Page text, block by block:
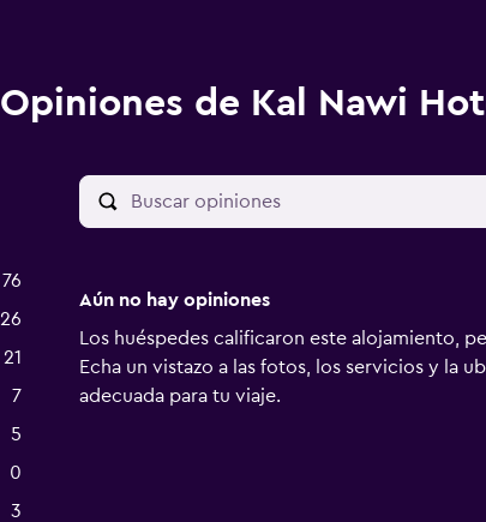
Opiniones de Kal Nawi
76
26
21
7
5
0
3
Aún no hay opiniones
Los huéspedes calificaron este alojamiento,
Echa un vistazo a las fotos, los servicios y la
adecuada para tu viaje.